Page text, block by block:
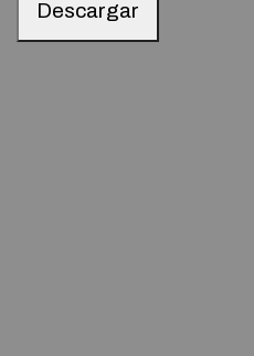
Descargar